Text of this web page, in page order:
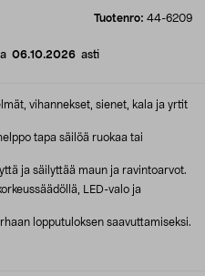
Tuotenro: 44-6209
06.10.2026 asti
vihannekset, sienet, kala ja yrtit
tapa säilöä ruokaa tai
ja säilyttää maun ja ravintoarvot.
LED-valo ja
lopputuloksen saavuttamiseksi.